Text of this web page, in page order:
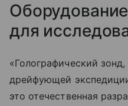
Оборудование
для
«Голографический
дрейфующей
это отечественная